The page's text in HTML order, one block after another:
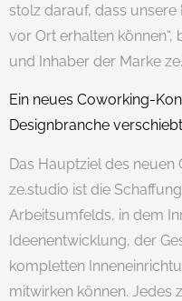
stolz darauf, dass unsere
vor Ort erhalten
und Inhaber der Marke
Ein neues Coworking-
Designbranche
Das Hauptziel des neuen
ze.studio ist die
Arbeitsumfelds, in dem
Ideenentwicklung, der
kompletten
mitwirken können. Jedes